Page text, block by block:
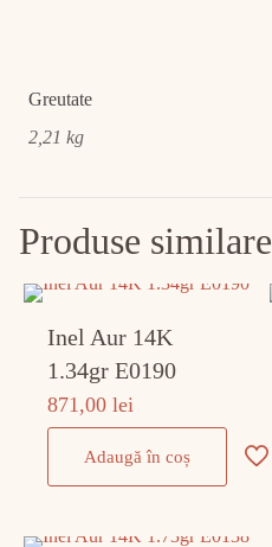
Greutate
2,21 kg
Produse similare
Inel Aur 14K
1.34gr E0190
871,00lei
Adaugă în coș